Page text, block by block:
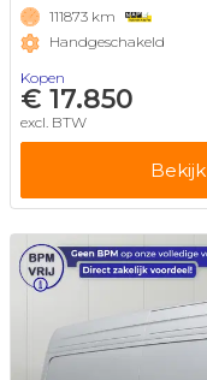
111873 km
Handgeschakeld
Kopen
€ 17.850
excl. BTW